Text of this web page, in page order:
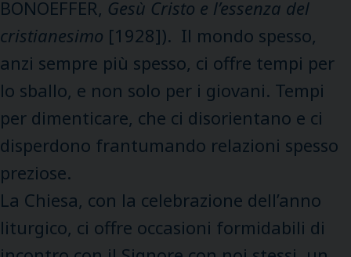
BONOEFFER, Gesù Cristo e l’essenza del
cristianesimo [1928]). Il mondo spesso,
anzi sempre più spesso, ci offre tempi per
lo sballo, e non solo per i giovani. Tempi
per dimenticare, che ci disorientano e ci
disperdono frantumando relazioni spesso
preziose.
La Chiesa, con la celebrazione dell’anno
liturgico, ci offre occasioni formidabili di